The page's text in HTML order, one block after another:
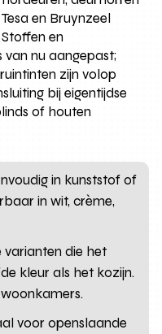
en Bruynzeel
en
nu aangepast;
zijn volop
bij eigentijdse
of houten
in kunststof of
in wit, crème,
varianten die het
kleur als het kozijn.
voor openslaande